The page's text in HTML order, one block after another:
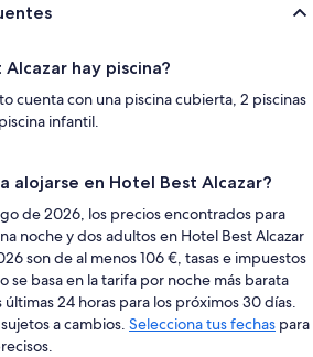
hay piscina?
cuenta con una piscina cubierta, 2 piscinas
infantil.
alojarse en Hotel Best Alcazar?
de 2026, los precios encontrados para
noche y dos adultos en Hotel Best Alcazar
son de al menos 106 €, tasas e impuestos
se basa en la tarifa por noche más barata
24 horas para los próximos 30 días.
a cambios. Selecciona tus fechas para